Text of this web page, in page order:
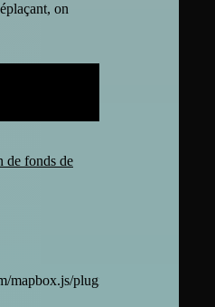
on
de fonds de
mapbox.js/plugins/leaflet-